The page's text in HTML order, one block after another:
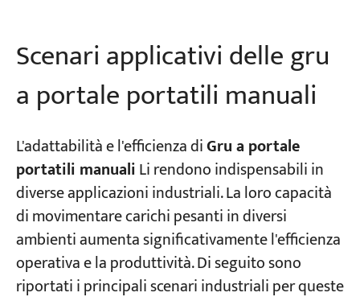
Scenari applicativi delle gru
a portale portatili manuali
L'adattabilità e l'efficienza diGru a portale
portatili manualiLi rendono indispensabili in
diverse applicazioni industriali. La loro capacità
di movimentare carichi pesanti in diversi
ambienti aumenta significativamente l'efficienza
operativa e la produttività. Di seguito sono
riportati i principali scenari industriali per queste